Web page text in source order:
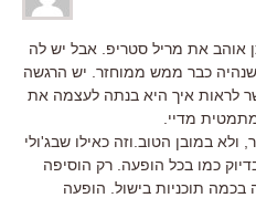
אוהב את מריל סטריפ. אבל יש לה
כבר ממש ממוחזר. יש הרגשה
לראות איך היא בנתה לעצמה את
מדיי.
במובן הטוב.וזה כאילו שבג'ולי
כמו בכל הופעה. רק הוסיפה
תוכניות בישול. הופעה